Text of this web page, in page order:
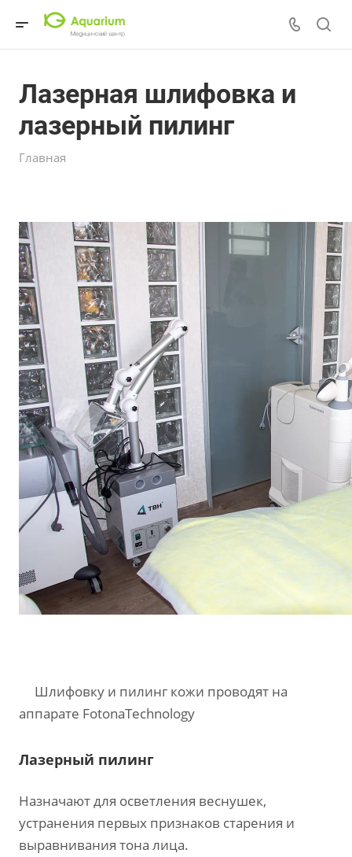
Лазерная шлифовка и
лазерный пилинг
Главная
Шлифовку и пилинг кожи проводят на
аппарате FotonaTechnology
Лазерный пилинг
Назначают для осветления веснушек,
устранения первых признаков старения и
выравнивания тона лица.